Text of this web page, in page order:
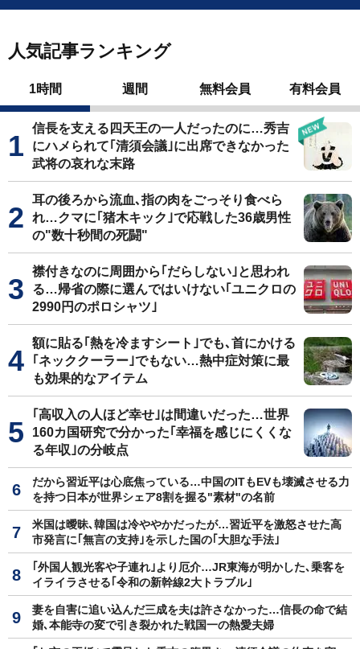
人気記事ランキング
1時間 週間 無料会員 有料会員
信長を支える四天王の一人だったのに…秀吉
にハメられて｢清須会議｣に出席できなかった
武将の哀れな末路
耳の後ろから流血､指の肉をごっそり食べら
れ…クマに｢猪木キック｣で応戦した36歳男性
の"数十秒間の死闘"
襟付きなのに周囲から｢だらしない｣と思われ
る…帰省の際に選んではいけない｢ユニクロの
2990円のポロシャツ｣
額に貼る｢熱を冷ますシート｣でも､首にかける
｢ネッククーラー｣でもない…熱中症対策に最
も効果的なアイテム
｢高収入の人ほど幸せ｣は間違いだった…世界
160カ国研究で分かった｢幸福を感じにくくな
る年収｣の分岐点
だから習近平は心底焦っている…中国のITもEVも壊滅させる力
を持つ日本が世界シェア8割を握る"素材"の名前
米国は曖昧､韓国は冷ややかだったが…習近平を激怒させた高
市発言に｢無言の支持｣を示した国の｢大胆な手法｣
｢外国人観光客や子連れ｣より厄介…JR東海が明かした､乗客を
イライラさせる｢令和の新幹線2大トラブル｣
妻を自害に追い込んだ三成を夫は許さなかった…信長の命で結
婚､本能寺の変で引き裂かれた戦国一の熱愛夫婦